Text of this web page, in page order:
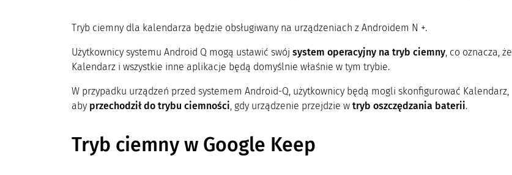
Tryb ciemny dla kalendarza będzie obsługiwany na urządzeniach z Androidem N +.
Użytkownicy systemu Android Q mogą ustawić swój system operacyjny na tryb ciemny, co oznacza, że ​​
Kalendarz i wszystkie inne aplikacje będą domyślnie właśnie w tym trybie.
W przypadku urządzeń przed systemem Android-Q, użytkownicy będą mogli skonfigurować Kalendarz,
aby przechodził do trybu ciemności, gdy urządzenie przejdzie w tryb oszczędzania baterii.
Tryb ciemny w Google Keep